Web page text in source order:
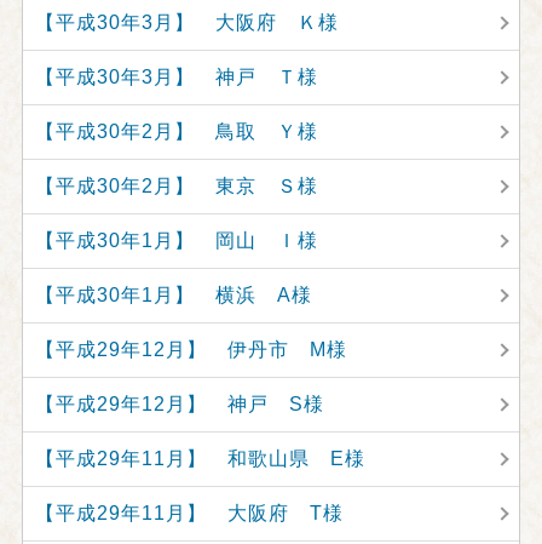
【平成30年3月】 大阪府 Ｋ様
【平成30年3月】 神戸 Ｔ様
【平成30年2月】 鳥取 Ｙ様
【平成30年2月】 東京 Ｓ様
【平成30年1月】 岡山 Ｉ様
【平成30年1月】 横浜 A様
【平成29年12月】 伊丹市 M様
【平成29年12月】 神戸 S様
【平成29年11月】 和歌山県 E様
【平成29年11月】 大阪府 T様